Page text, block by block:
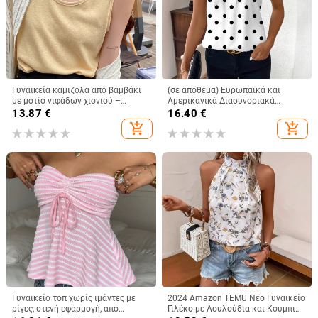
Γυναικεία καμιζόλα από βαμβάκι
με μοτίο νιφάδων χιονιού –
φαρδιά, χωρίς μανίκια κορμί για το
καλοκαίρι, για layering, με διπλές
τιράντες
13.87 €
add_shopping_cart
(σε απόθεμα) Ευρωπαϊκά και
Αμερικανικά Διασυνοριακά
Γυναικεία Ρούχα Amazon Νέο
Μοντέρνο Αμάνικο Μπλούζα
16.40 €
add_shopping_cart
Γυναικείο τοπ χωρίς ιμάντες με
ρίγες, στενή εφαρμογή, από
2024 Amazon TEMU Νέο Γυναικείο
Γιλέκο με Λουλούδια και Κουμπιά,